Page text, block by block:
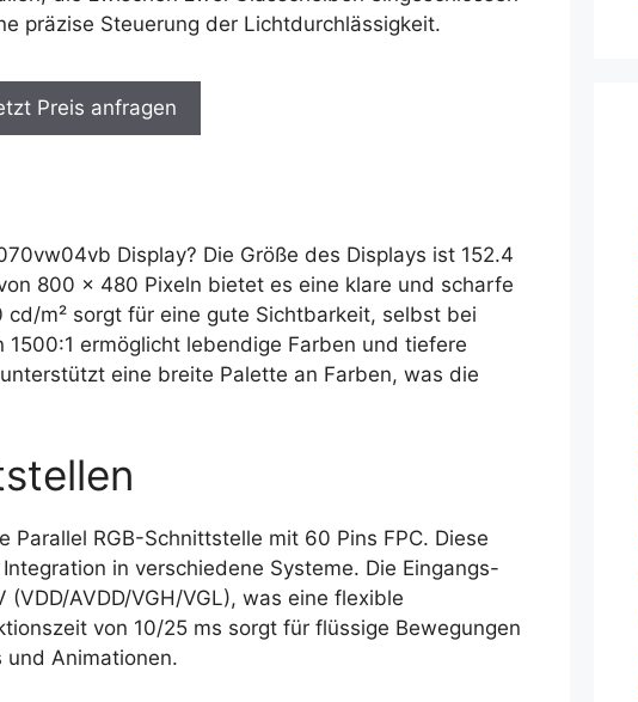
präzise Steuerung der Lichtdurchlässigkeit.
Preis anfragen
Display? Die Größe des Displays ist 152.4
800 x 480 Pixeln bietet es eine klare und scharfe
m² sorgt für eine gute Sichtbarkeit, selbst bei
ermöglicht lebendige Farben und tiefere
eine breite Palette an Farben, was die
RGB-Schnittstelle mit 60 Pins FPC. Diese
in verschiedene Systeme. Die Eingangs-
AVDD/VGH/VGL), was eine flexible
von 10/25 ms sorgt für flüssige Bewegungen
und Animationen.